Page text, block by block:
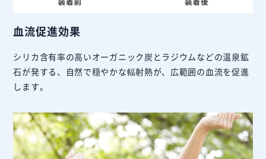
血流促進効果
シリカ含有率の高いオーガニック炭とラジウムなどの温泉鉱
石が発する、自然で穏やかな輻射熱が、広範囲の血流を促進
します。